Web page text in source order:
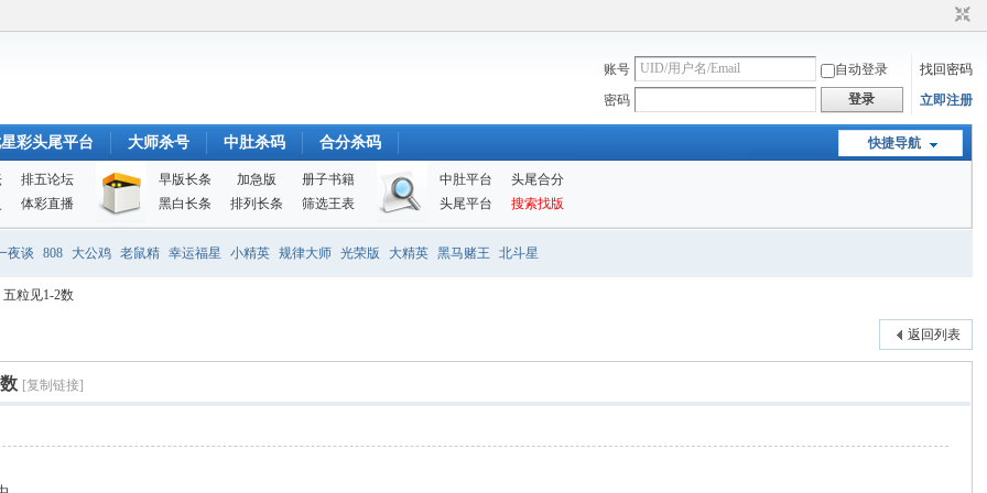
账号 自动登录
找回密码
密码
登录 立即注册
快捷导航
彩头尾平台 大师杀号 中肚杀码 合分杀码
排五论坛
体彩直播
早版长条 加急版
册子书籍
黑白长条
排列长条 筛选王表
中肚平台
头尾合分
头尾平台
搜索找版
夜谈 808 大公鸡 老鼠精 幸运福星 小精英 规律大师 光荣版 大精英 黑马赌王 北斗星
粒见1-2数
返回列表
[复制链接]